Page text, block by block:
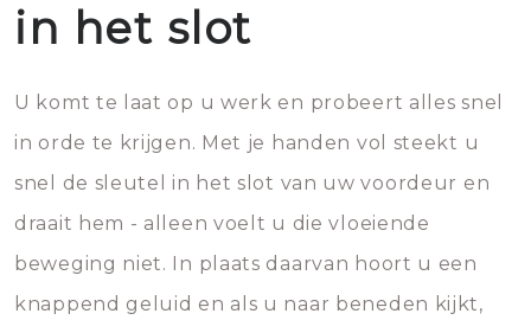
in het slot
U komt te laat op u werk en probeert alles snel
in orde te krijgen. Met je handen vol steekt u
snel de sleutel in het slot van uw voordeur en
draait hem - alleen voelt u die vloeiende
beweging niet. In plaats daarvan hoort u een
knappend geluid en als u naar beneden kijkt,